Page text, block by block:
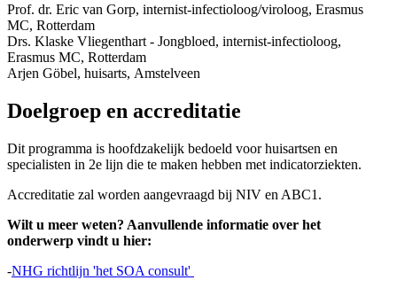
Prof. dr. Eric van Gorp, internist-infectioloog/viroloog, Erasmus
MC, Rotterdam
Drs. Klaske Vliegenthart - Jongbloed, internist-infectioloog,
Erasmus MC, Rotterdam
Arjen Göbel, huisarts, Amstelveen
Doelgroep en accreditatie
Dit programma is hoofdzakelijk bedoeld voor huisartsen en
specialisten in 2e lijn die te maken hebben met indicatorziekten.
Accreditatie zal worden aangevraagd bij NIV en ABC1.
Wilt u meer weten? Aanvullende informatie over het
onderwerp vindt u hier:
-NHG richtlijn 'het SOA consult'